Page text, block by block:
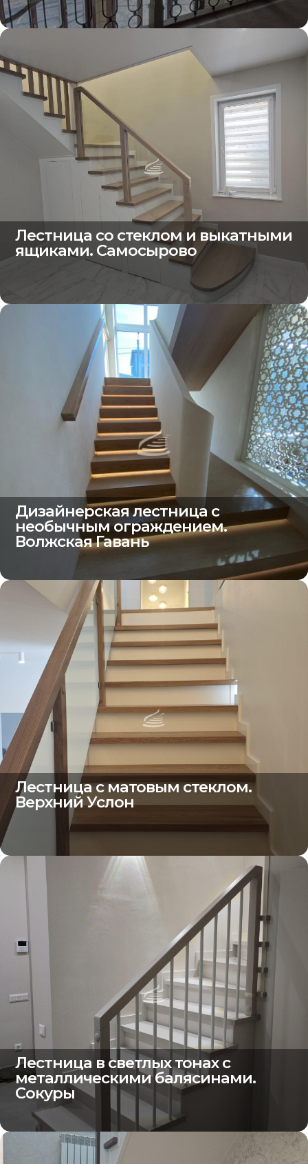
Лестница со стеклом и выкатными
ящиками. Самосырово
Дизайнерская лестница с
необычным ограждением.
Волжская Гавань
Лестница с матовым стеклом.
Верхний Услон
Лестница в светлых тонах с
металлическими балясинами.
Сокуры